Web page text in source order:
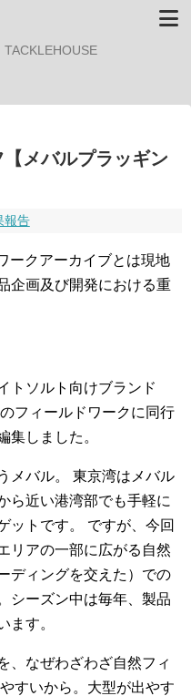
メバルプラッギン
報告
ークアーカイブとは現地
企画及び開発における重
トソルト向けブランド
フィールドワークに同行
集しました。
メバル。 東京湾はメバル
ら近い港湾部でも手軽に
ットです。 ですが、今回
リアの一部に広がる自然
ディングを交えた）での
シーズン中は毎年、製品
ます。
、なぜわざわざ自然フィ
すいから。大型が出やす